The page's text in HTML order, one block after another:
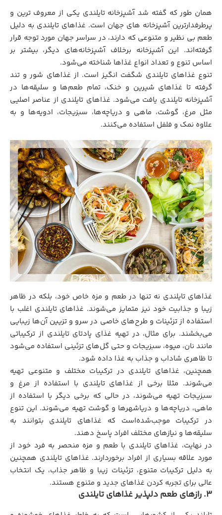
همان طور که گفته شد آشپزخانه تایلندی یکی از معروف‌ ترین و
پرطرفدارترین آشپزخانه‌ های جهان است. غذاهای تایلندی به دلیل
طعم بی‌ نظیر و متنوعی که دارند، در سراسر جهان مورد توجه قرار
گرفته‌اند. این آشپزخانه برخلاف آشپزخانه‌های دیگر، بیشتر بر
اساس تنوع و تعداد انواع غذاها شناخته می‌شود.
تنوع غذاهای تایلندی شگفت‌ انگیز است. از غذاهای شور و تند
گرفته تا غذاهای شیرین و خنک، تمام طعم‌ها و سلیقه‌ها در
آشپزخانه تایلندی یافت می‌شود. غذاهای تایلندی از عناصر اصلیی
مثل مرغ، گوشت، ماهی و دریاچه‌ها، سبزیجات، ادویه‌ها و به
علاوه نمک و فلفل استفاده می‌کنند.
غذاهای تایلندی نه تنها در طعم و مزه خاص خود، بلکه در ظاهر
زیبا و جذابیت خود نیز متمایز می‌شوند. غذاهای تایلندی اغلب با
استفاده از تزئینات و طرح‌های خاصی در سرو و تزیین آن‌ها زیبایی
می‌بخشند. برای مثال، در تهیه غذای پادتای تایلندی از ترکیباتی
مانند نان، میوه، سبزیجات و حتی گل‌های تزئینی استفاده می‌شود
تا ظاهری شاداب و جذاب به غذا داده شود.
همچنین، غذاهای تایلندی در ترکیبات مختلف و متنوعی تهیه
می‌شوند. مثلا برخی از غذاهای تایلندی با استفاده از مرغ و
سبزیجات تهیه می‌شوند، در حالی که برخی دیگر با استفاده از
ماهی، دریاچه‌ها و دریاشهرها و گوشت تهیه می‌شوند. این تنوع
در ترکیبات موجب‌شده‌است که غذاهای تایلندی بتوانند به
سلیقه‌ها و نیازهای مختلف افراد پاسخ دهند.
در نهایت، غذاهای تایلندی با طعم و مزه منحصر به فرد خود از
مورد علاقه بسیاری از افراد برخوردارند. غذاهای تایلندی همچنین
به دلیل ترکیبات متنوع، تزئینات زیبا و ظاهر جذاب، یک انتخاب
عالی برای تجربه کردن غذاهای جدید و متنوع هستند.
۳. رازهای طعم دلپذیر غذاهای تایلندی